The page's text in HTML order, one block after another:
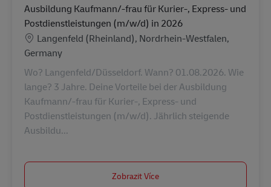
Ausbildung Kaufmann/-frau für Kurier-, Express- und
Postdienstleistungen (m/w/d) in 2026
Location
Langenfeld (Rheinland), Nordrhein-Westfalen,
Germany
Wo? Langenfeld/Düsseldorf. Wann? 01.08.2026. Wie
lange? 3 Jahre. Deine Vorteile bei der Ausbildung
Kaufmann/-frau für Kurier-, Express- und
Postdienstleistungen (m/w/d). Jährlich steigende
Ausbildu...
Zobrazit Více